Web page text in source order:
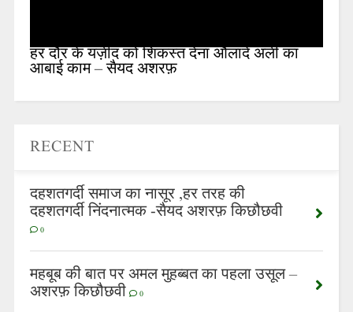
हर दौर के यज़ीद को शिकस्त देना औलादे अली का
आबाई काम – सैयद अशरफ़
RECENT
दहशतगर्दी समाज का नासूर ,हर तरह की
दहशतगर्दी निंदनात्मक -सैयद अशरफ़ किछौछवी
0
महबूब की बात पर अमल मुहब्बत का पहला उसूल –
अशरफ़ किछौछवी 0